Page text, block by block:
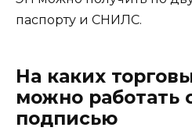
паспорту и СНИЛС.
На каких
можно работать
подписью